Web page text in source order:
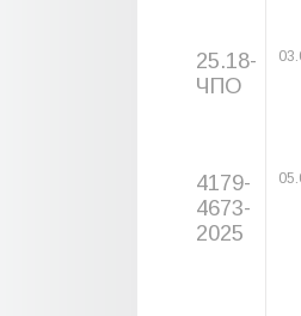
25.18-
ЧПО
4179-
4673-
2025